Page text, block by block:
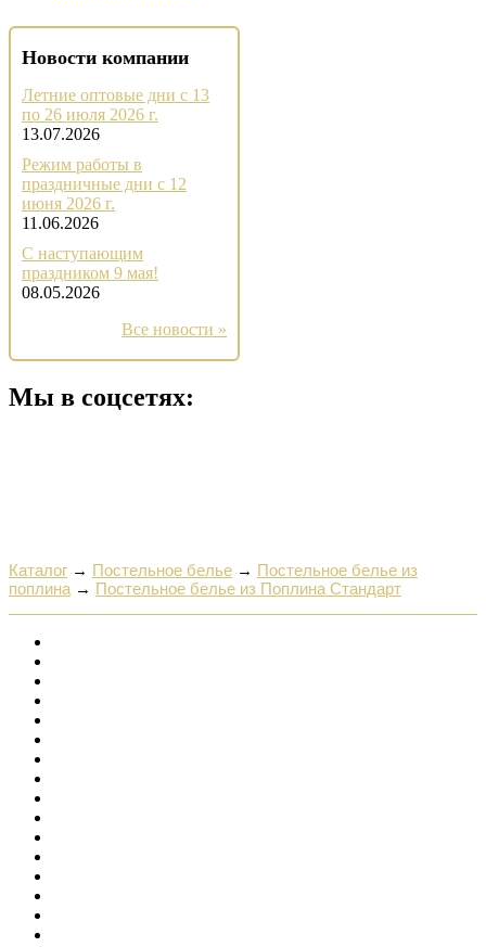
Новости компании
Летние оптовые дни с 13
по 26 июля 2026 г.
13.07.2026
Режим работы в
праздничные дни с 12
июня 2026 г.
11.06.2026
С наступающим
праздником 9 мая!
08.05.2026
Все новости »
Мы в соцсетях:
Каталог → Постельное белье → Постельное белье из
поплина → Постельное белье из Поплина Стандарт